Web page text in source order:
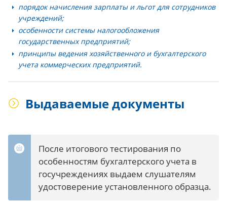
порядок начисления зарплаты и льгот для сотрудников
учреждений;
особенности системы налогообложения
государственных предприятий;
принципы ведения хозяйственного и бухгалтерского
учета коммерческих предприятий.
Выдаваемые документы
После итогового тестирования по
особенностям бухгалтерского учета в
госучреждениях выдаем слушателям
удостоверение установленного образца.